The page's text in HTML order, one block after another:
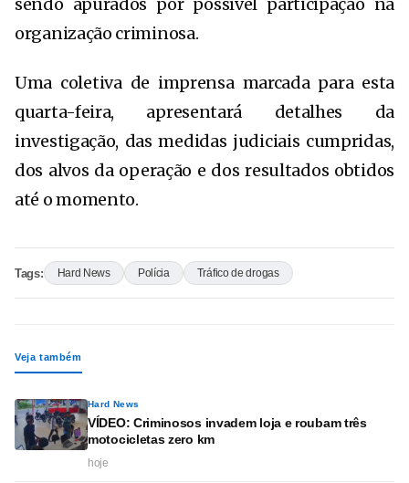
organização criminosa.
Uma coletiva de imprensa marcada para esta
quarta-feira, apresentará detalhes da
investigação, das medidas judiciais cumpridas,
dos alvos da operação e dos resultados obtidos
até o momento.
Tags: Hard News Polícia Tráfico de drogas
Veja também
Hard News
VÍDEO: Criminosos invadem loja e roubam três
motocicletas zero km
hoje